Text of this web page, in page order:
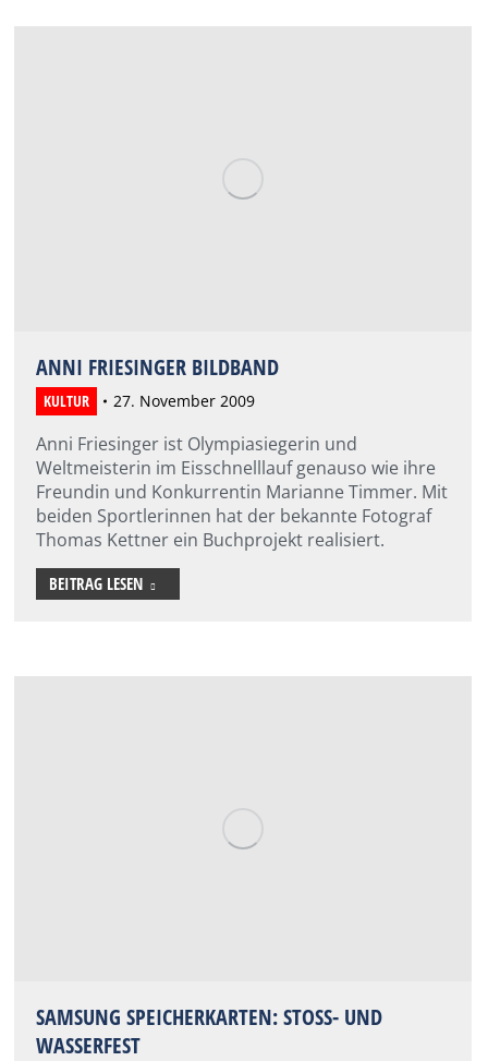
ANNI FRIESINGER BILDBAND
KULTUR 27. November 2009
Anni Friesinger ist Olympiasiegerin und
Weltmeisterin im Eisschnelllauf genauso wie ihre
Freundin und Konkurrentin Marianne Timmer. Mit
beiden Sportlerinnen hat der bekannte Fotograf
Thomas Kettner ein Buchprojekt realisiert.
BEITRAG LESEN
SAMSUNG SPEICHERKARTEN: STOSS- UND W
ASSERFEST